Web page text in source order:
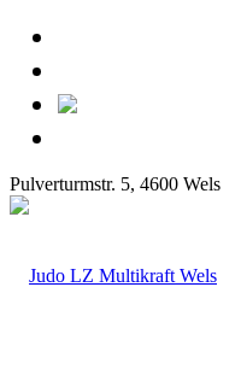
Pulverturmstr. 5, 4600 Wels